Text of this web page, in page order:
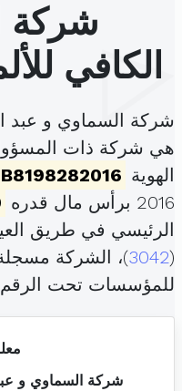
شركة
الكافي
شركة السماوي و عبد
هي شركة ذات
الهوية B8198282016
2016 برأس مال قدره
(
3042)، الشركة
للمؤسسات تحت الرقم
شركة السماوي و عبد